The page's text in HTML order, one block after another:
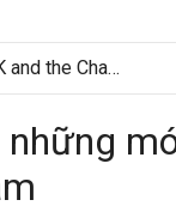
Jokabet UK and the Changing Expectations Around Slot Game Selection